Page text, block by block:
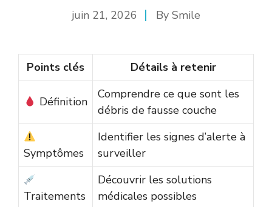
juin 21, 2026 By Smile
Points clés Détails à retenir
Définition
Comprendre ce que sont les
débris de fausse couche
Symptômes
Identifier les signes d’alerte à
surveiller
Traitements
Découvrir les solutions
médicales possibles